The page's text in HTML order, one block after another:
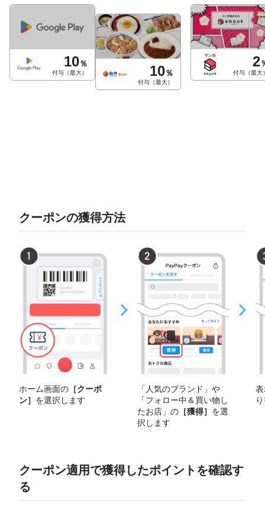
10％
付与（最大） 10％
付与（最大）
2
付与（最大
クーポンの獲得方法
ホーム画面の ［クーポ
ン］ を選択します
「人気のブランド」や
「フォロー中＆買い物し
たお店」の ［獲得］ を選
択します
クーポン適用で獲得したポイントを確認す
る